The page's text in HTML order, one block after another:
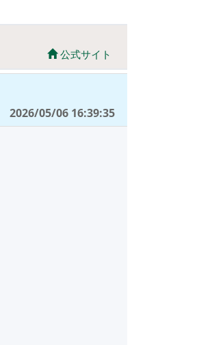
公式サイト
2026/05/06 16:39:35